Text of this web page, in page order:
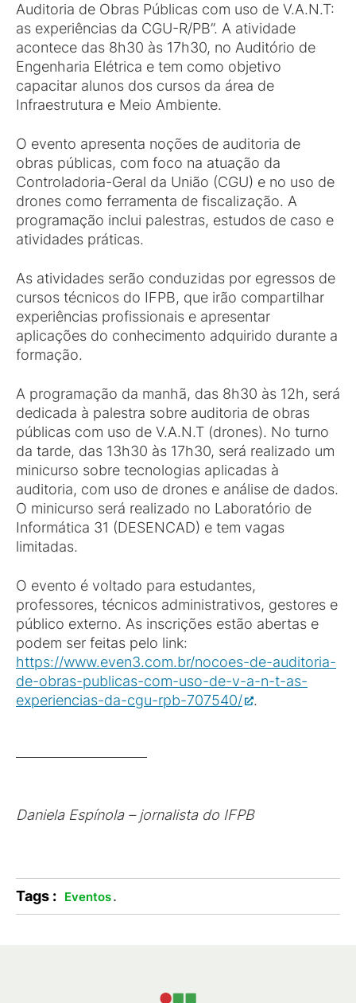
Auditoria de Obras Públicas com uso de V.A.N.T:
as experiências da CGU-R/PB”. A atividade
acontece das 8h30 às 17h30, no Auditório de
Engenharia Elétrica e tem como objetivo
capacitar alunos dos cursos da área de
Infraestrutura e Meio Ambiente.
O evento apresenta noções de auditoria de
obras públicas, com foco na atuação da
Controladoria-Geral da União (CGU) e no uso de
drones como ferramenta de fiscalização. A
programação inclui palestras, estudos de caso e
atividades práticas.
As atividades serão conduzidas por egressos de
cursos técnicos do IFPB, que irão compartilhar
experiências profissionais e apresentar
aplicações do conhecimento adquirido durante a
formação.
A programação da manhã, das 8h30 às 12h, será
dedicada à palestra sobre auditoria de obras
públicas com uso de V.A.N.T (drones). No turno
da tarde, das 13h30 às 17h30, será realizado um
minicurso sobre tecnologias aplicadas à
auditoria, com uso de drones e análise de dados.
O minicurso será realizado no Laboratório de
Informática 31 (DESENCAD) e tem vagas
limitadas.
O evento é voltado para estudantes,
professores, técnicos administrativos, gestores e
público externo. As inscrições estão abertas e
podem ser feitas pelo link:
https://www.even3.com.br/nocoes-de-auditoria-
de-obras-publicas-com-uso-de-v-a-n-t-as-
experiencias-da-cgu-rpb-707540/
.
Daniela Espínola – jornalista do IFPB
Tags : Eventos.